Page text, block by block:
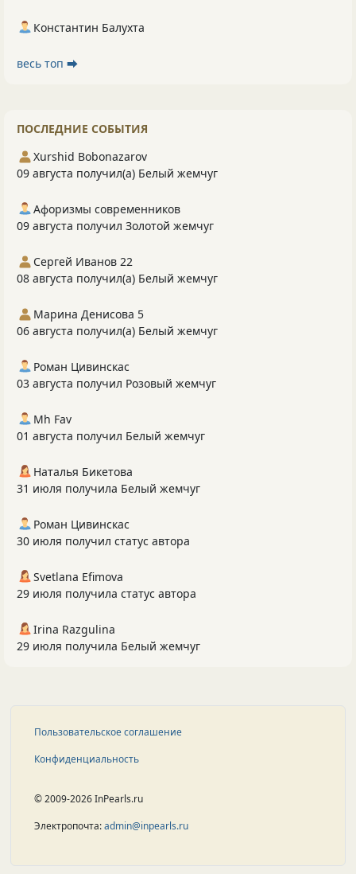
Константин Балухта
весь топ ⮕
ПОСЛЕДНИЕ СОБЫТИЯ
Xurshid Bobonazarov
09 августа получил(а) Белый жемчуг
Афоризмы современников
09 августа получил Золотой жемчуг
Сергей Иванов 22
08 августа получил(а) Белый жемчуг
Марина Денисова 5
06 августа получил(а) Белый жемчуг
Роман Цивинскас
03 августа получил Розовый жемчуг
Mh Fav
01 августа получил Белый жемчуг
Наталья Бикетова
31 июля получила Белый жемчуг
Роман Цивинскас
30 июля получил статус автора
Svetlana Efimova
29 июля получила статус автора
Irina Razgulina
29 июля получила Белый жемчуг
Пользовательское соглашение
Конфиденциальность
© 2009-2026 InPearls.ru
Электропочта:admin@inpearls.ru